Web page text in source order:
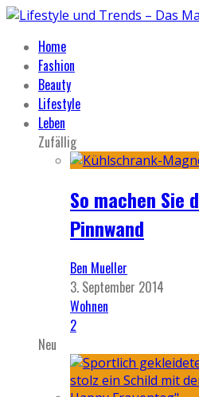
Home
Fashion
Beauty
Lifestyle
Leben
Zufällig
So machen Sie
Pinnwand
Ben Mueller
3. September 2014
Wohnen
2
Neu